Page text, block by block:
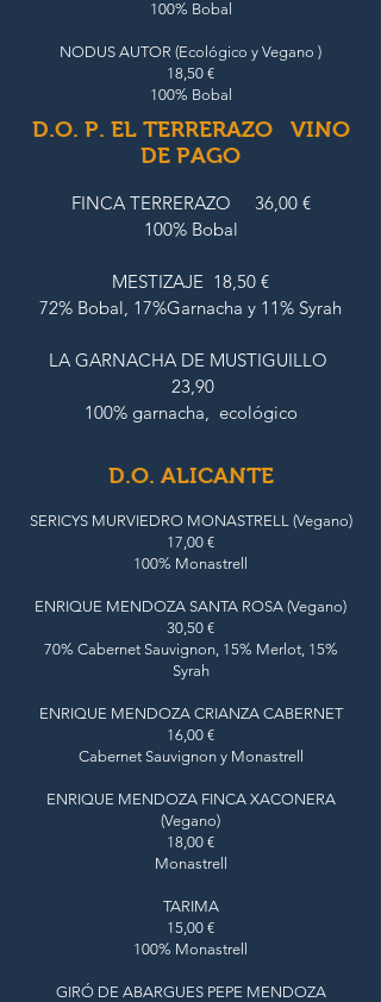
100% Bobal
NODUS AUTOR (Ecológico y Vegano )
18,50 €
100% Bobal
D.O. P. EL TERRERAZO VINO
DE PAGO
FINCA TERRERAZO 36,00 €
100% Bobal
MESTIZAJE 18,50 €
72% Bobal, 17%Garnacha y 11% Syrah
LA GARNACHA DE MUSTIGUILLO
23,90
100% garnacha, ecológico
D.O. ALICANTE
SERICYS MURVIEDRO MONASTRELL (Vegano)
17,00 €
100% Monastrell
ENRIQUE MENDOZA SANTA ROSA (Vegano)
30,50 €
70% Cabernet Sauvignon, 15% Merlot, 15%
Syrah
ENRIQUE MENDOZA CRIANZA CABERNET
16,00 €
Cabernet Sauvignon y Monastrell
ENRIQUE MENDOZA FINCA XACONERA
(Vegano)
18,00 €
Monastrell
TARIMA
15,00 €
100% Monastrell
GIRÓ DE ABARGUES PEPE MENDOZA